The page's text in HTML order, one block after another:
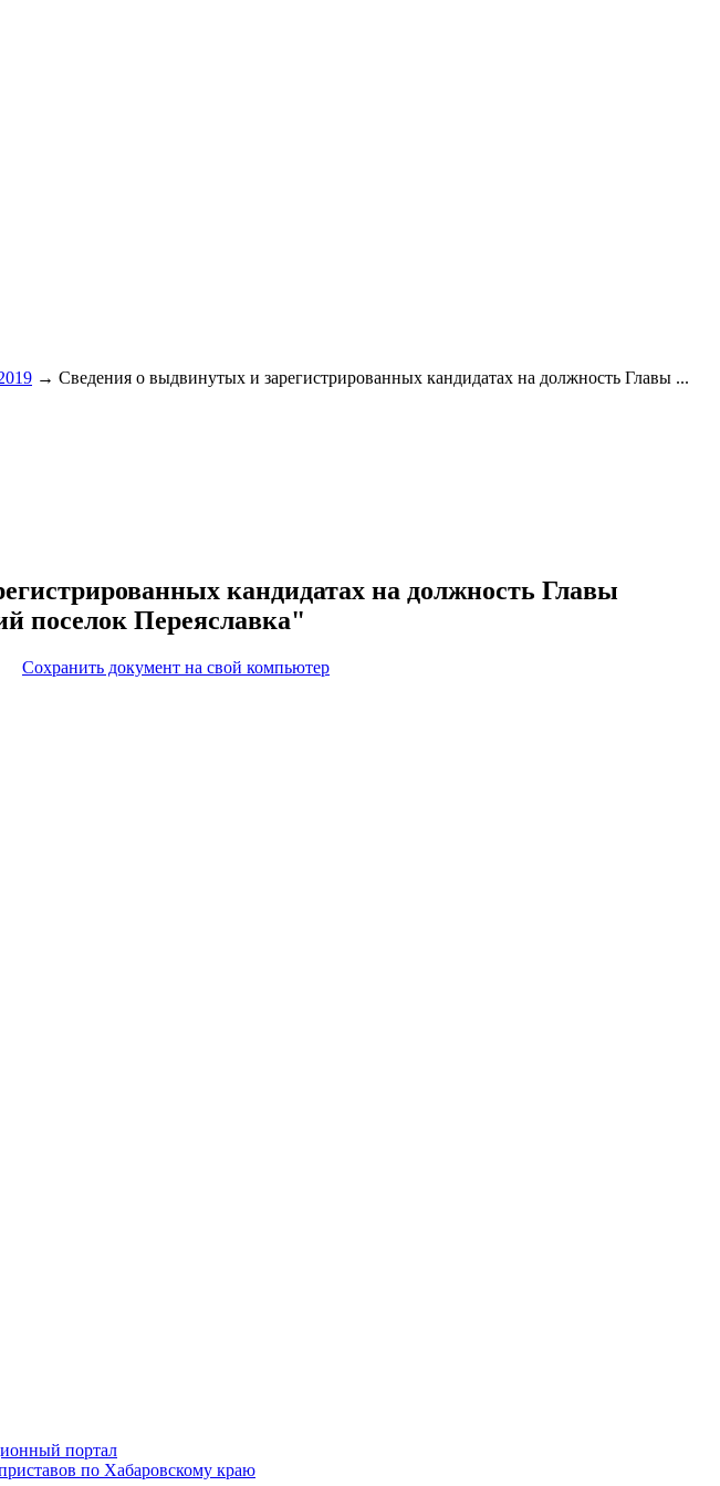
→ Сведения о выдвинутых и зарегистрированных кандидатах на должность Главы ...
кандидатах на должность Главы
поселок Переяславка"
Сохранить документ на свой компьютер